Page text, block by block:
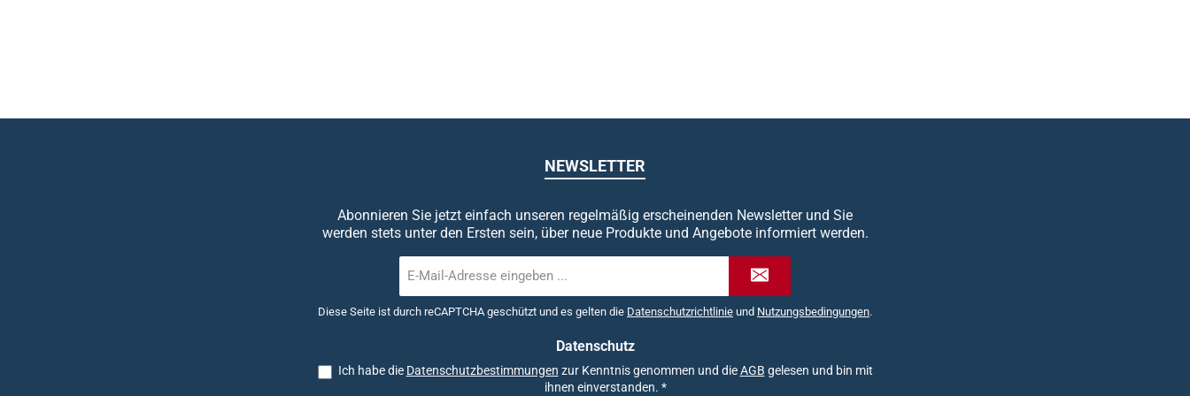
NEWSLETTER
Abonnieren Sie jetzt einfach unseren regelmäßig erscheinenden Newsletter und Sie
werden stets unter den Ersten sein, über neue Produkte und Angebote informiert werden.
Mail-
Diese Seite ist durch reCAPTCHA geschützt und es gelten die Datenschutzrichtlinie und Nutzungsbedingungen.
Datenschutz
Ich habe die Datenschutzbestimmungen zur Kenntnis genommen und dieAGB gelesen und bin mit
ihnen einverstanden. *